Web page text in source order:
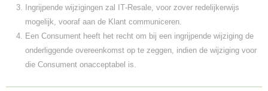
Ingrijpende wijzigingen zal IT‑Resale, voor zover redelijkerwijs
mogelijk, vooraf aan de Klant communiceren.
Een Consument heeft het recht om bij een ingrijpende wijziging de
onderliggende overeenkomst op te zeggen, indien de wijziging voor
die Consument onacceptabel is.